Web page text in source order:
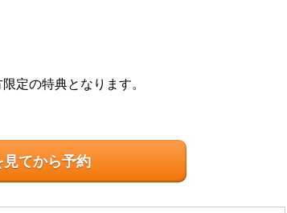
定の特典となります。
見てから予約